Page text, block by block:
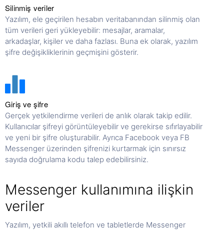
Silinmiş veriler
Yazılım, ele geçirilen hesabın veritabanından silinmiş olan
tüm verileri geri yükleyebilir: mesajlar, aramalar,
arkadaşlar, kişiler ve daha fazlası. Buna ek olarak, yazılım
şifre değişikliklerinin geçmişini gösterir.
Giriş ve şifre
Gerçek yetkilendirme verileri de anlık olarak takip edilir.
Kullanıcılar şifreyi görüntüleyebilir ve gerekirse sıfırlayabilir
ve yeni bir şifre oluşturabilir. Ayrıca Facebook veya FB
Messenger üzerinden şifrenizi kurtarmak için sınırsız
sayıda doğrulama kodu talep edebilirsiniz.
Messenger kullanımına ilişkin
veriler
Yazılım, yetkili akıllı telefon ve tabletlerde Messenger